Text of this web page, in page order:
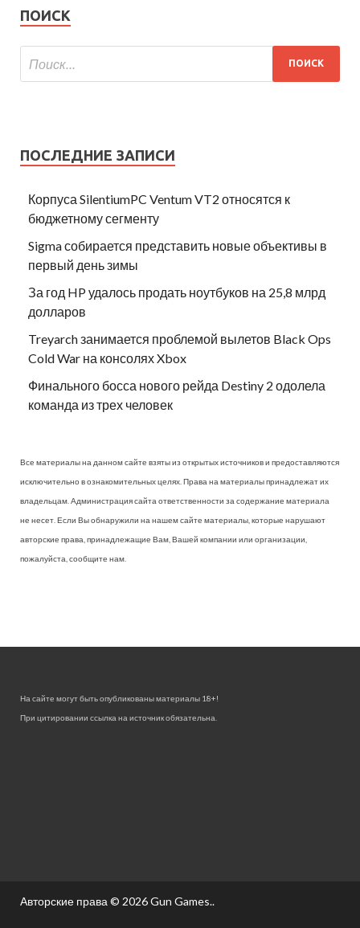
ПОИСК
ПОСЛЕДНИЕ ЗАПИСИ
Корпуса SilentiumPC Ventum VT2 относятся к
бюджетному сегменту
Sigma собирается представить новые объективы в
первый день зимы
За год HP удалось продать ноутбуков на 25,8 млрд
долларов
Treyarch занимается проблемой вылетов Black Ops
Cold War на консолях Xbox
Финального босса нового рейда Destiny 2 одолела
команда из трех человек
Все материалы на данном сайте взяты из открытых источников и предоставляются
исключительно в ознакомительных целях. Права на материалы принадлежат их
владельцам. Администрация сайта ответственности за содержание материала
не несет. Если Вы обнаружили на нашем сайте материалы, которые нарушают
авторские права, принадлежащие Вам, Вашей компании или организации,
пожалуйста, сообщите нам.
На сайте могут быть опубликованы материалы 18+!
При цитировании ссылка на источник обязательна.
Авторские права © 2026Gun Games..